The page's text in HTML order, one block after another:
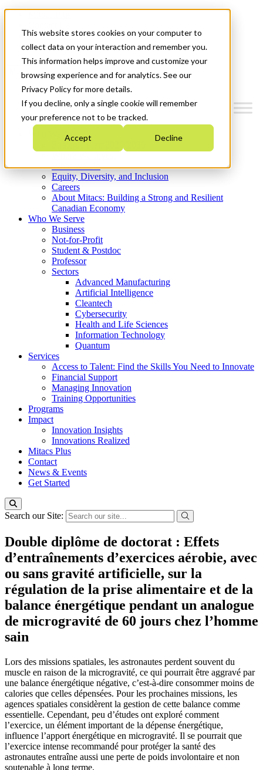
This website stores cookies on your computer to
collect data on your interaction and remember you.
This information helps improve and customize your
browsing experience and for analytics. See our
Privacy Policy for more details.
If you decline, only a single cookie will remember
your preference not to be tracked.
Accept Decline
News & Events
Get Started
Menu
Who We Are
Strategic Plan 2026-2030
What We Do
Equity, Diversity, and Inclusion
Careers
About Mitacs: Building a Strong and Resilient
Canadian Economy
Who We Serve
Business
Not-for-Profit
Student & Postdoc
Professor
Sectors
Advanced Manufacturing
Artificial Intelligence
Cleantech
Cybersecurity
Health and Life Sciences
Information Technology
Quantum
Services
Access to Talent: Find the Skills You Need to Innovate
Financial Support
Managing Innovation
Training Opportunities
Programs
Impact
Innovation Insights
Innovations Realized
Mitacs Plus
Contact
News & Events
Get Started
Search our Site:
Double diplôme de doctorat : Effets
d’entraînements d’exercices aérobie, avec
ou sans gravité artificielle, sur la
régulation de la prise alimentaire et de la
balance énergétique pendant un analogue
de microgravité de 60 jours chez l’homme
sain
Lors des missions spatiales, les astronautes perdent souvent du
muscle en raison de la microgravité, ce qui pourrait être aggravé par
une balance énergétique négative, c’est-à-dire consommer moins de
calories que celles dépensées. Pour les prochaines missions, les
agences spatiales considèrent la gestion de cette balance comme
essentielle. Cependant, peu d’études ont exploré comment
l’exercice, un élément important de la dépense énergétique,
influence l’apport énergétique en microgravité. Il se pourrait que
l’exercice intense recommandé pour protéger la santé des
astronautes entraîne aussi une perte de poids involontaire et non
soutenable à long terme.